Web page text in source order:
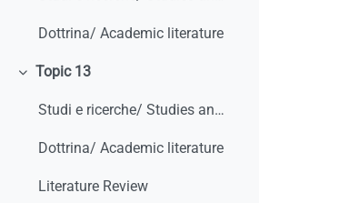
Dottrina/ Academic literature
Minimizza
Topic 13
Studi e ricerche/ Studies and research
Dottrina/ Academic literature
Literature Review